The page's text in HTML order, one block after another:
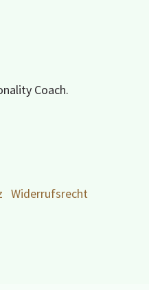
Coach.
Widerrufsrecht